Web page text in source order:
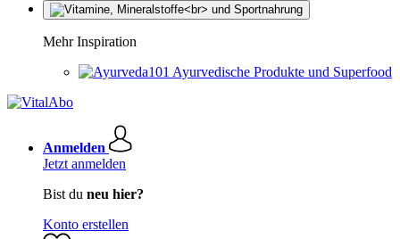
Mehr Inspiration
Ayurvedische Produkte und Superfood
Anmelden
Jetzt anmelden
Bist du neu hier?
Konto erstellen